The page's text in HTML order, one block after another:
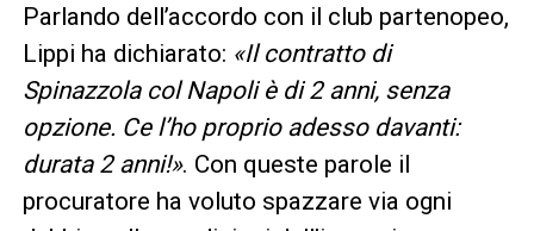
Parlando dell’accordo con il club partenopeo,
Lippi ha dichiarato: «Il contratto di
Spinazzola col Napoli è di 2 anni, senza
opzione. Ce l’ho proprio adesso davanti:
durata 2 anni!». Con queste parole il
procuratore ha voluto spazzare via ogni